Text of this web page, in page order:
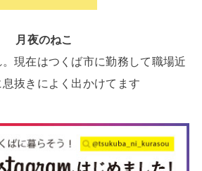
月夜のねこ
現在はつくば市に勤務して職場近
抜きによく出かけてます